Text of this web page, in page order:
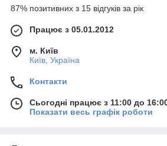
87% позитивних з 15 відгуків за рік
Працює з 05.01.2012
м. Київ
Київ, Україна
Контакти
Сьогодні працює з 11:00 до
Показати весь графік роботи